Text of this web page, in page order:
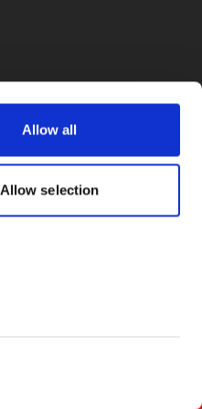
Allow all
Allow selection